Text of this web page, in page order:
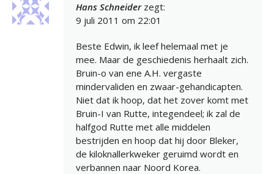
Hans Schneider zegt:
9 juli 2011 om 22:01
Beste Edwin, ik leef helemaal met je
mee. Maar de geschiedenis herhaalt zich.
Bruin-o van ene A.H. vergaste
mindervaliden en zwaar-gehandicapten.
Niet dat ik hoop, dat het zover komt met
Bruin-I van Rutte, integendeel; ik zal de
halfgod Rutte met alle middelen
bestrijden en hoop dat hij door Bleker,
de kiloknallerkweker geruimd wordt en
verbannen naar Noord Korea.